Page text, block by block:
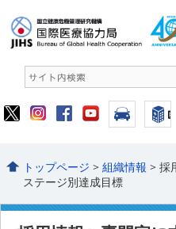
トップページ >組織情報 > 採
ステージ別達成目標